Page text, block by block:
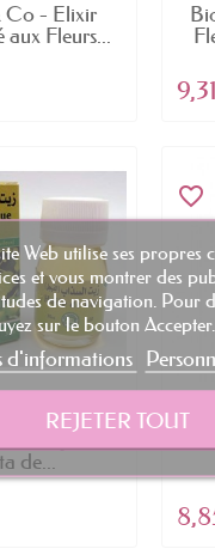
Co - Elixir
Fleurs...
des jardins
de...
favorite_border
Web utilise ses propres
et vous montrer des
de navigation. Pour
sur le bouton Accepter.
d'informations
REJETER TOUT